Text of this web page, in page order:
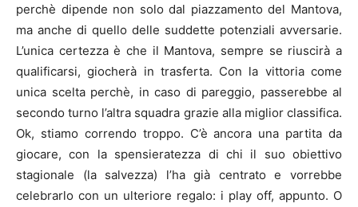
perchè dipende non solo dal piazzamento del Mantova,
ma anche di quello delle suddette potenziali avversarie.
L’unica certezza è che il Mantova, sempre se riuscirà a
qualificarsi, giocherà in trasferta. Con la vittoria come
unica scelta perchè, in caso di pareggio, passerebbe al
secondo turno l’altra squadra grazie alla miglior classifica.
Ok, stiamo correndo troppo. C’è ancora una partita da
giocare, con la spensieratezza di chi il suo obiettivo
stagionale (la salvezza) l’ha già centrato e vorrebbe
celebrarlo con un ulteriore regalo: i play off, appunto. O